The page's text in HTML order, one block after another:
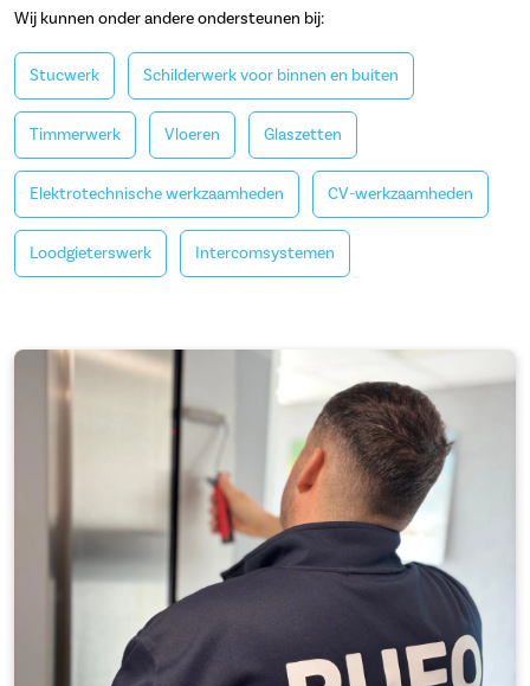
Wij kunnen onder andere ondersteunen bij:
Stucwerk Schilderwerk voor binnen en buiten
Timmerwerk Vloeren Glaszetten
Elektrotechnische werkzaamheden CV-werkzaamheden
Loodgieterswerk Intercomsystemen